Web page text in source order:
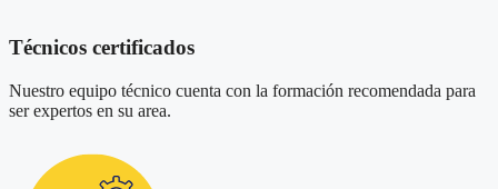
Técnicos certificados
Nuestro equipo técnico cuenta con la formación recomendada para
ser expertos en su area.